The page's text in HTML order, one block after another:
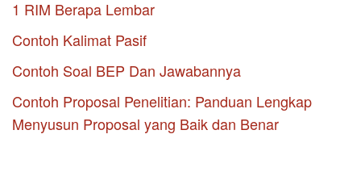
1 RIM Berapa Lembar
Contoh Kalimat Pasif
Contoh Soal BEP Dan Jawabannya
Contoh Proposal Penelitian: Panduan Lengkap
Menyusun Proposal yang Baik dan Benar